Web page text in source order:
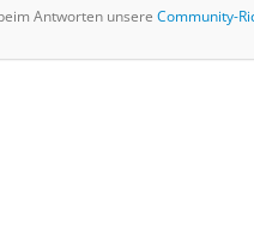
Antworten unsere Community-